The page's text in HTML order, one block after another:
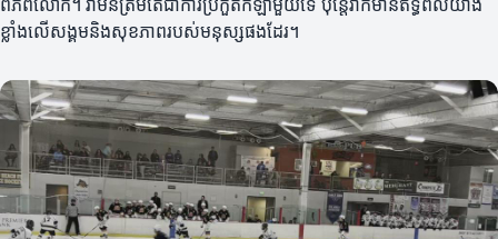
ខ្លាំងលើសង្គមនិងសុខភាពរបស់មនុស្សផងដែរ។